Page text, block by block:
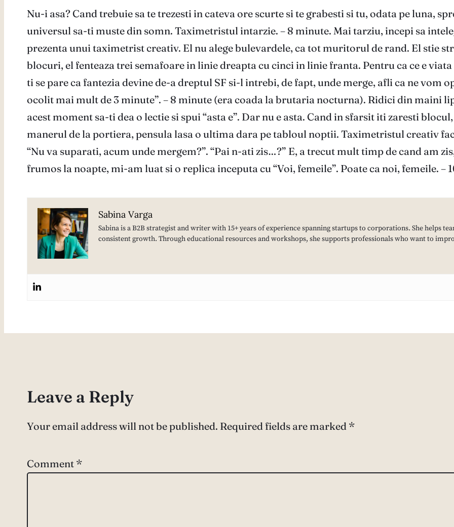
Nu-i asa? Cand trebuie sa te trezesti in cateva ore scurte si te grabesti si tu, odata pe luna,
universul sa-ti muste din somn. Taximetristul intarzie. – 8 minute. Mai tarziu, incepi sa
prezenta unui taximetrist creativ. El nu alege bulevardele, ca tot muritorul de rand. El stie
blocuri, el fenteaza trei semafoare in linie dreapta cu cinci in linie franta. Pentru ca ce e viata
ti se pare ca fantezia devine de-a dreptul SF si-l intrebi, de fapt, unde merge, afli ca ne vom
ocolit mai mult de 3 minute”. – 8 minute (era coada la brutaria nocturna). Ridici din maini
acest moment sa-ti dea o lectie si spui “asta e”. Dar nu e asta. Cand in sfarsit iti zaresti
manerul de la portiera, pensula lasa o ultima dara pe tabloul noptii. Taximetristul creativ
“Nu va suparati, acum unde mergem?”. “Pai n-ati zis…?” E, a trecut mult timp de cand am
frumos la noapte, mi-am luat si o replica inceputa cu “Voi, femeile”. Poate ca noi, femeile. –
Sabina Varga
Sabina is a B2B strategist and writer with 15+ years of experience spanning startups to corporations. She helps
consistent growth. Through educational resources and workshops, she supports professionals who want to
Leave a Reply
Your email address will not be published. Required fields are marked *
Comment *